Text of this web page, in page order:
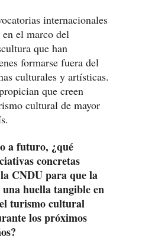
internacionales
el marco del
que han
formarse fuera del
culturales y artísticas.
que creen
cultural de mayor
a futuro, ¿qué
concretas
CNDU para que la
huella tangible en
turismo cultural
los próximos